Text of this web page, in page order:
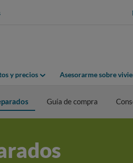
y precios Asesorarme sobre
Guía de compra